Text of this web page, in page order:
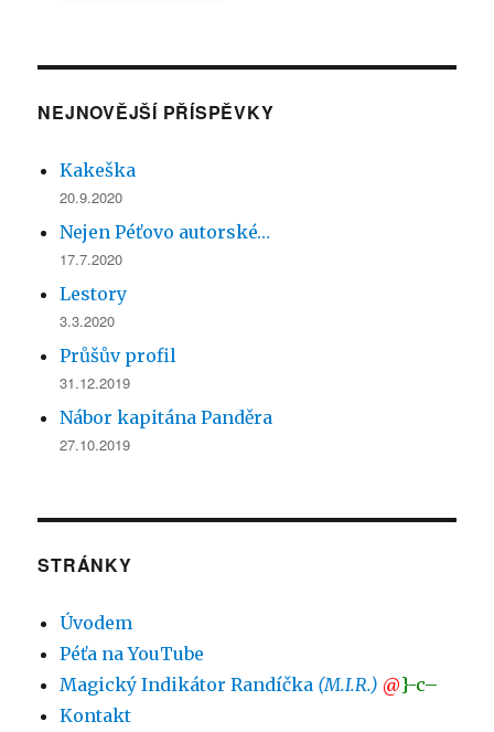
NEJNOVĚJŠÍ PŘÍSPĚVKY
Kakeška
20.9.2020
Nejen Péťovo autorské…
17.7.2020
Lestory
3.3.2020
Průšův profil
31.12.2019
Nábor kapitána Panděra
27.10.2019
STRÁNKY
Úvodem
Péťa na YouTube
Magický Indikátor Randíčka (M.I.R.) @}-c–
Kontakt